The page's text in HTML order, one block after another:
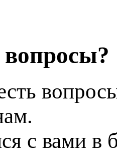
с вами в